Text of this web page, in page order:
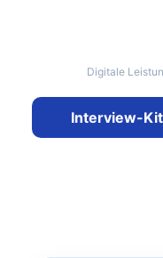
Digitale
Interview-